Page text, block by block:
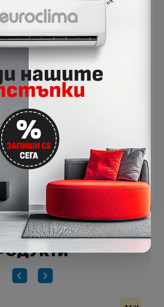
Home (Опция): управлявайте
от всяко място с
локална мрежа или
с airCloud Home чрез Amazon
Assistant за управление на
като зададена точка,
скорост на вентилатора и